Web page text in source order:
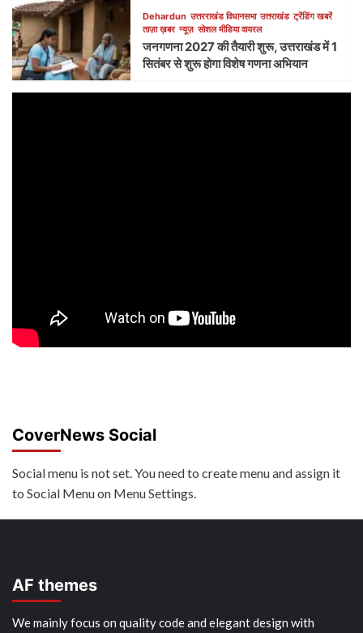
Dehardun उत्तरराखंड विधानसभा उत्तराखंड ट्रेंडिंग खबरें
ताज़ा ख़बर न्यूज़ सोशल मीडिया वायरल
जनगणना 2027 की तैयारी शुरू, उत्तराखंड में 1
सितंबर से शुरू होगा विशेष गणना अभियान
CoverNews Social
Social menu is not set. You need to create menu and assign it
to Social Menu on Menu Settings.
AF themes
We mainly focus on quality code and elegant design with